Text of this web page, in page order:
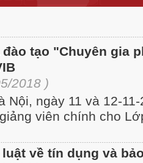
đào tạo "Chuyên gia
2018 )
Nội, ngày 11 và 12-
viên chính cho
luật về tín dụng và